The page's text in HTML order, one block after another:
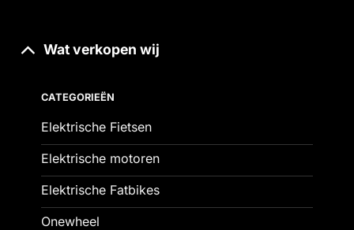
Wat verkopen wij
CATEGORIEËN
Elektrische Fietsen
Elektrische motoren
Elektrische Fatbikes
Onewheel